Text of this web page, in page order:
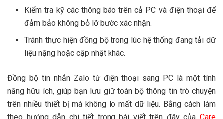
Kiểm tra kỹ các thông báo trên cả PC và điện thoại để
đảm bảo không bỏ lỡ bước xác nhận.
Tránh thực hiện đồng bộ trong lúc hệ thống đang tải dữ
liệu nặng hoặc cập nhật khác.
Đồng bộ tin nhắn Zalo từ điện thoại sang PC là một tính
năng hữu ích, giúp bạn lưu giữ toàn bộ thông tin trò chuyện
trên nhiều thiết bị mà không lo mất dữ liệu. Bằng cách làm
theo hướng dẫn chi tiết trong bài viết trên đây của Care